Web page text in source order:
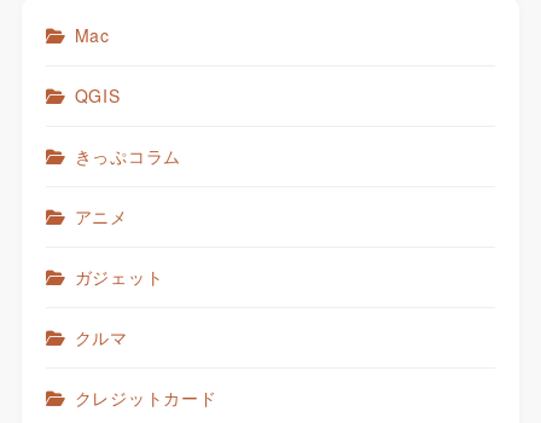
Mac
QGIS
きっぷコラム
アニメ
ガジェット
クルマ
クレジットカード